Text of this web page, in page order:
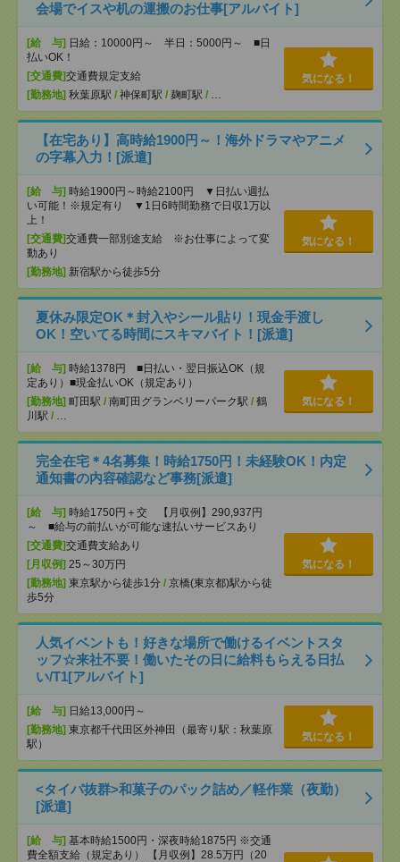
会場でイスや机の運搬のお仕事[アルバイト]
[給 与] 日給：10000円～ 半日：5000円～ ■日
払いOK！
[交通費]交通費規定支給
[勤務地] 秋葉原駅 / 神保町駅 / 麹町駅 / …
気になる！
【在宅あり】高時給1900円～！海外ドラマやアニメ
の字幕入力！[派遣]
[給 与] 時給1900円～時給2100円 ▼日払い週払
い可能！※規定有り ▼1日6時間勤務で日収1万以
上！
[交通費]交通費一部別途支給 ※お仕事によって変
動あり
[勤務地] 新宿駅から徒歩5分
気になる！
夏休み限定OK＊封入やシール貼り！現金手渡し
OK！空いてる時間にスキマバイト！[派遣]
[給 与] 時給1378円 ■日払い・翌日振込OK（規
定あり）■現金払いOK（規定あり）
[勤務地] 町田駅 / 南町田グランベリーパーク駅 / 鶴
川駅 / …
気になる！
完全在宅＊4名募集！時給1750円！未経験OK！内定
通知書の内容確認など事務[派遣]
[給 与] 時給1750円＋交 【月収例】290,937円
～ ■給与の前払いが可能な速払いサービスあり
[交通費]交通費支給あり
[月収例] 25～30万円
[勤務地] 東京駅から徒歩1分 / 京橋(東京都)駅から徒
歩5分
気になる！
人気イベントも！好きな場所で働けるイベントスタ
ッフ☆来社不要！働いたその日に給料もらえる日払
い/T1[アルバイト]
[給 与] 日給13,000円～
[勤務地] 東京都千代田区外神田（最寄り駅：秋葉原
駅）
気になる！
<タイパ抜群>和菓子のパック詰め／軽作業（夜勤）
[派遣]
[給 与] 基本時給1500円・深夜時給1875円 ※交通
費全額支給（規定あり） 【月収例】28.5万円（20